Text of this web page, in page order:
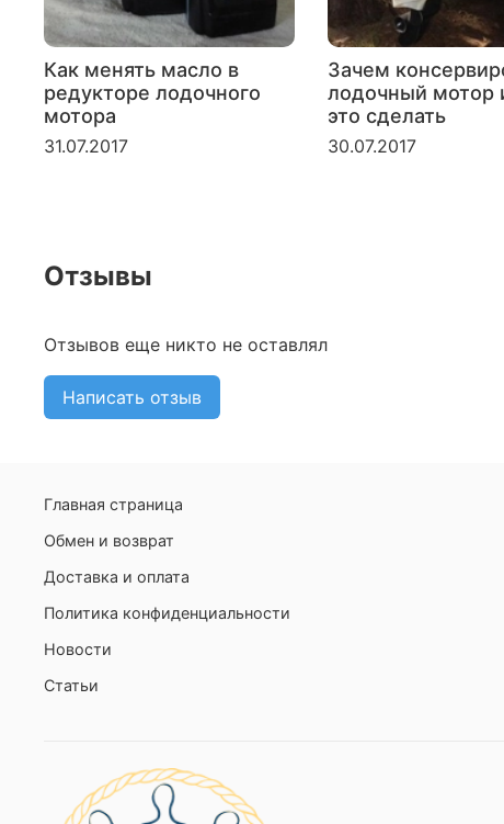
Как менять масло в
редукторе лодочного
мотора
31.07.2017
Зачем
лодочный мотор
это сделать
30.07.2017
Отзывы
Отзывов еще никто не оставлял
Написать отзыв
Главная страница
Обмен и возврат
Доставка и оплата
Политика конфиденциальности
Новости
Статьи